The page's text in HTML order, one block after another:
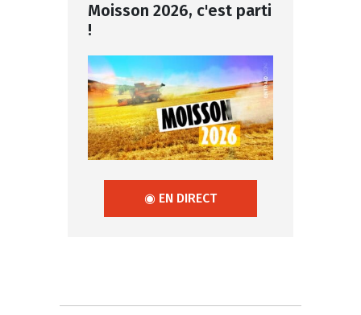
Moisson 2026, c'est parti
!
◉ EN DIRECT